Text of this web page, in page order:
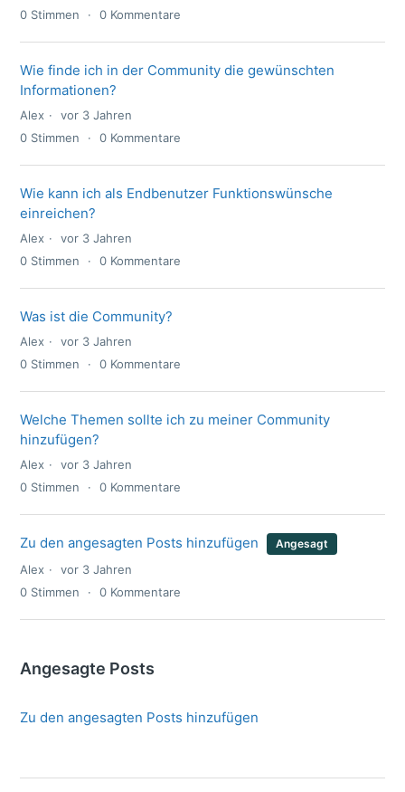
0 Stimmen 0 Kommentare
Wie finde ich in der Community die gewünschten
Informationen?
Alex
vor 3 Jahren
0 Stimmen 0 Kommentare
Wie kann ich als Endbenutzer Funktionswünsche
einreichen?
Alex
vor 3 Jahren
0 Stimmen 0 Kommentare
Was ist die Community?
Alex
vor 3 Jahren
0 Stimmen 0 Kommentare
Welche Themen sollte ich zu meiner Community
hinzufügen?
Alex
vor 3 Jahren
0 Stimmen 0 Kommentare
Zu den angesagten Posts hinzufügen Angesagt
Alex
vor 3 Jahren
0 Stimmen 0 Kommentare
Angesagte Posts
Zu den angesagten Posts hinzufügen